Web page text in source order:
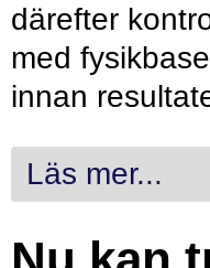
därefter
med
innan
Läs mer...